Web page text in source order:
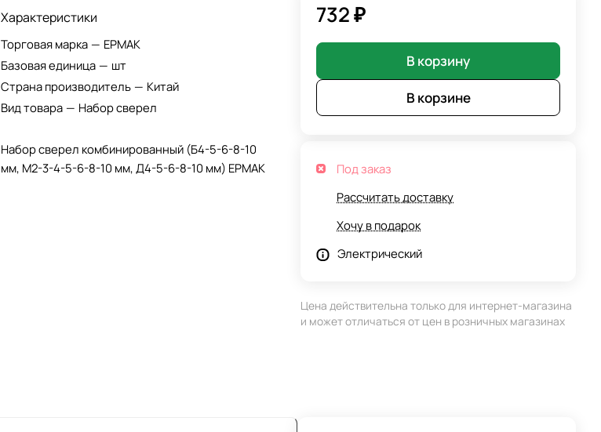
Характеристики
Торговая марка — ЕРМАК
Базовая единица — шт
Страна производитель — Китай
Вид товара — Набор сверел
Набор сверел комбинированный (Б4-5-6-8-10
мм, М2-3-4-5-6-8-10 мм, Д4-5-6-8-10 мм) ЕРМАК
732 ₽
В корзину
В корзине
Под заказ
Рассчитать доставку
Хочу в подарок
Электрический
Цена действительна только для интернет-магазина
и может отличаться от цен в розничных магазинах